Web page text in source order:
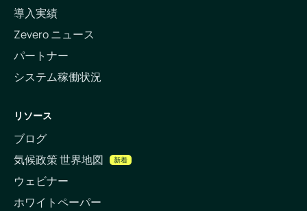
導入実績
Zevero ニュース
パートナー
システム稼働状況
リソース
ブログ
気候政策 世界地図
新着
ウェビナー
ホワイトペーパー